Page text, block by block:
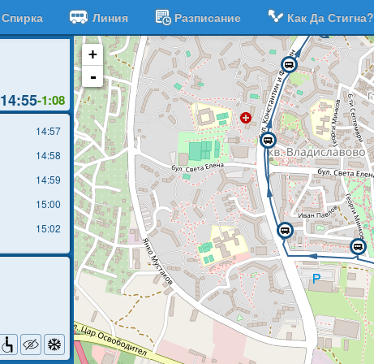
Спирка Линия Разписание Как Да Стигна?
14:55-1:08
14:57
14:58
14:59
15:00
15:02
+
-